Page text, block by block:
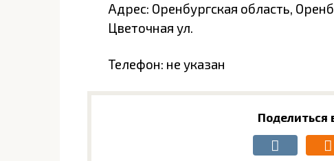
Адрес: Оренбургская область,
Цветочная ул.
Телефон: не указан
Поделиться